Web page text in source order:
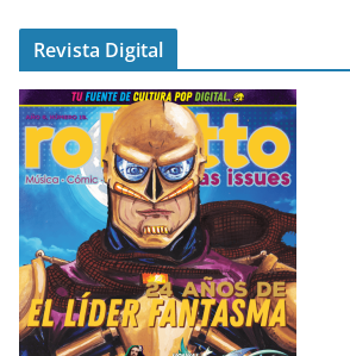
Revista Digital